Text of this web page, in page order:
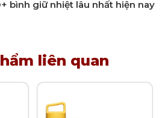
bình giữ nhiệt lâu nhất hiện nay
liên quan